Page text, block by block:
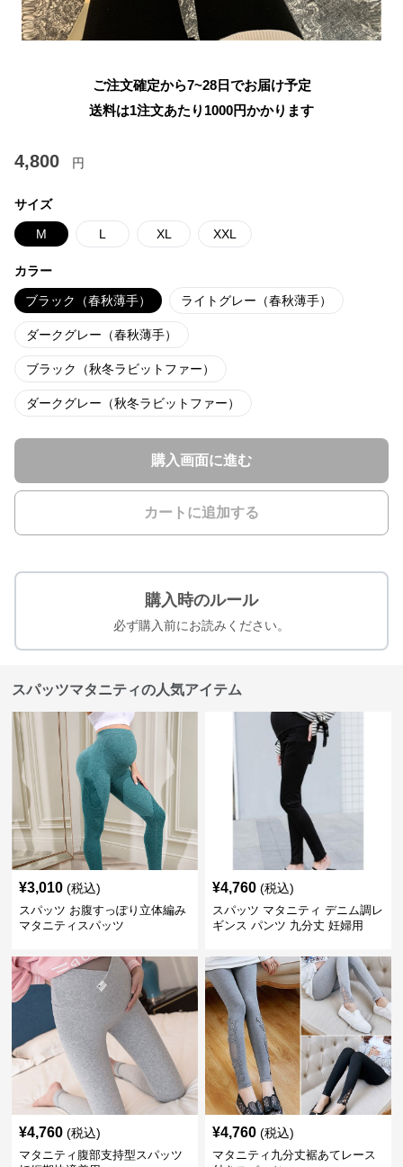
ご注文確定から7~28日でお届け予定
送料は1注文あたり 1000円かかります
4,800 円
サイズ
M L XL XXL
カラー
ブラック（春秋薄手） ライトグレー（春秋薄手）
ダークグレー（春秋薄手）
ブラック（秋冬ラビットファー）
ダークグレー（秋冬ラビットファー）
購入画面に進む
カートに追加する
購入時のルール
必ず購入前にお読みください。
スパッツマタニティの人気アイテム
¥3,010 (税込)
スパッツ お腹すっぽり立体編み
マタニティスパッツ
¥4,760 (税込)
スパッツ マタニティ デニム調レ
ギンス パンツ 九分丈 妊婦用
¥4,760 (税込)
マタニティ腹部支持型スパッツ
¥4,760 (税込)
マタニティ九分丈裾あてレース